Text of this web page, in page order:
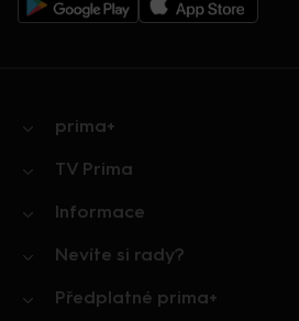
prima+
TV Prima
Informace
Nevíte si rady?
Předplatné prima+